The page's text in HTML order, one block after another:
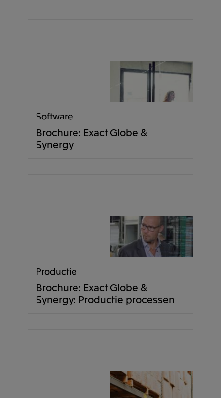
Software
Brochure: Exact Globe &
Synergy
Productie
Brochure: Exact Globe &
Synergy: Productie processen